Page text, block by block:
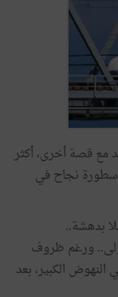
مع قصة أخرى،أكثر
نجاح في
بدهشة..
.. ورغم ظروف
النهوض الكبير، بعد